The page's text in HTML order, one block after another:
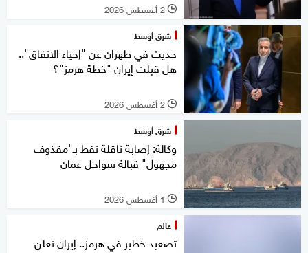
l 2 أغسطس 2026
شرق أوسط
حديث في طهران عن "إحياء الاتفاق"..
هل قبلت إيران "خطة هرمز"؟
l 2 أغسطس 2026
شرق أوسط
وكالة: إصابة ناقلة نفط بـ"مقذوف
مجهول" قبالة سواحل عمان
l 1 أغسطس 2026
عالم
تصعيد خطير في هرمز.. إيران تعلن